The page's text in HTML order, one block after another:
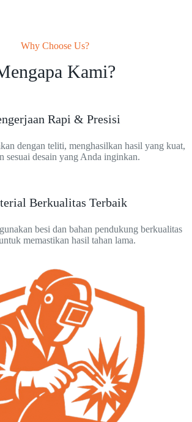
Why Choose Us?
Kami?
Rapi & Presisi
dengan teliti, menghasilkan hasil yang kuat,
sesuai desain yang Anda inginkan.
Berkualitas Terbaik
besi dan bahan pendukung berkualitas
memastikan hasil tahan lama.